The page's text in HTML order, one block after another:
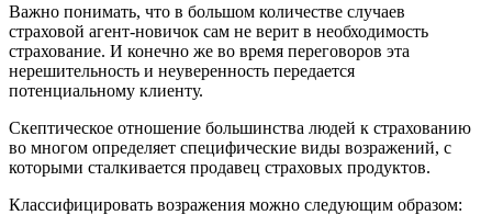
Важно понимать, что в большом количестве случаев
страховой агент-новичок сам не верит в необходимость
страхование. И конечно же во время переговоров эта
нерешительность и неуверенность передается
потенциальному клиенту.
Скептическое отношение большинства людей к страхованию
во многом определяет специфические виды возражений, с
которыми сталкивается продавец страховых продуктов.
Классифицировать возражения можно следующим образом: